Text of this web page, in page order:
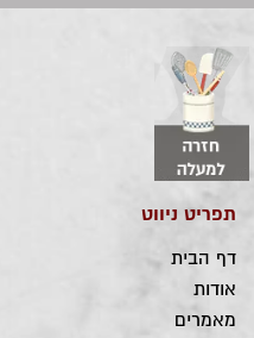
תפריט ניווט
דף הבית
אודות
מאמרים